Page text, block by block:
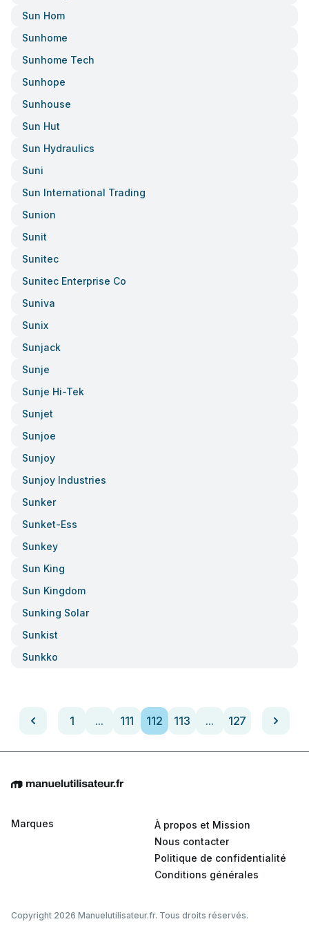
Sun Hom
Sunhome
Sunhome Tech
Sunhope
Sunhouse
Sun Hut
Sun Hydraulics
Suni
Sun International Trading
Sunion
Sunit
Sunitec
Sunitec Enterprise Co
Suniva
Sunix
Sunjack
Sunje
Sunje Hi-Tek
Sunjet
Sunjoe
Sunjoy
Sunjoy Industries
Sunker
Sunket-Ess
Sunkey
Sun King
Sun Kingdom
Sunking Solar
Sunkist
Sunkko
1 ... 111 112 113 ... 127
Marques
À propos et Mission
Nous contacter
Politique de confidentialité
Conditions générales
Copyright 2026 Manuelutilisateur.fr. Tous droits réservés.